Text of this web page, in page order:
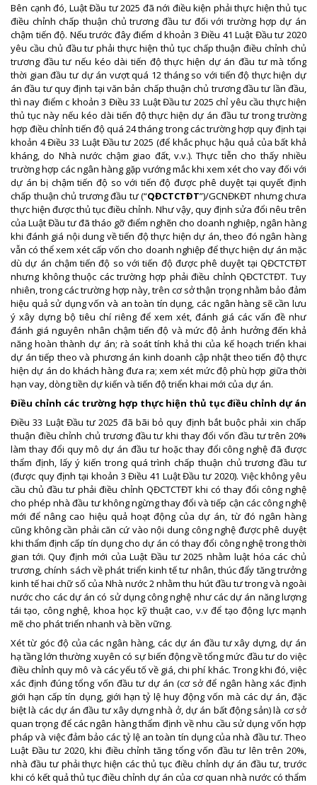
Bên cạnh đó, Luật Đầu tư 2025 đã nới điều kiện phải thực hiện thủ tục
điều chỉnh chấp thuận chủ trương đầu tư đối với trường hợp dự án
chậm tiến độ. Nếu trước đây điểm d khoản 3 Điều 41 Luật Đầu tư 2020
yêu cầu chủ đầu tư phải thực hiện thủ tục chấp thuận điều chỉnh chủ
trương đầu tư nếu kéo dài tiến độ thực hiện dự án đầu tư mà tổng
thời gian đầu tư dự án vượt quá 12 tháng so với tiến độ thực hiện dự
án đầu tư quy định tại văn bản chấp thuận chủ trương đầu tư lần đầu,
thì nay điểm c khoản 3 Điều 33 Luật Đầu tư 2025 chỉ yêu cầu thực hiện
thủ tục này nếu kéo dài tiến độ thực hiện dự án đầu tư trong trường
hợp điều chỉnh tiến độ quá 24 tháng trong các trường hợp quy định tại
khoản 4 Điều 33 Luật Đầu tư 2025 (để khắc phục hậu quả của bất khả
kháng, do Nhà nước chậm giao đất, v.v.). Thực tiễn cho thấy nhiều
trường hợp các ngân hàng gặp vướng mắc khi xem xét cho vay đối với
dự án bị chậm tiến độ so với tiến độ được phê duyệt tại quyết định
chấp thuận chủ trương đầu tư (“QĐCTCTĐT”)/GCNĐKĐT nhưng chưa
thực hiện được thủ tục điều chỉnh. Như vậy, quy định sửa đổi nêu trên
của Luật Đầu tư đã tháo gỡ điểm nghẽn cho doanh nghiệp, ngân hàng
khi đánh giá nội dung về tiến độ thực hiện dự án, theo đó ngân hàng
vẫn có thể xem xét cấp vốn cho doanh nghiệp để thực hiện dự án mặc
dù dự án chậm tiến độ so với tiến độ được phê duyệt tại QĐCTCTĐT
nhưng không thuộc các trường hợp phải điều chỉnh QĐCTCTĐT. Tuy
nhiên, trong các trường hợp này, trên cơ sở thận trọng nhằm bảo đảm
hiệu quả sử dụng vốn và an toàn tín dụng, các ngân hàng sẽ cần lưu
ý xây dựng bộ tiêu chí riêng để xem xét, đánh giá các vấn đề như
đánh giá nguyên nhân chậm tiến độ và mức độ ảnh hưởng đến khả
năng hoàn thành dự án; rà soát tính khả thi của kế hoạch triển khai
dự án tiếp theo và phương án kinh doanh cập nhật theo tiến độ thực
hiện dự án do khách hàng đưa ra; xem xét mức độ phù hợp giữa thời
hạn vay, dòng tiền dự kiến và tiến độ triển khai mới của dự án.
Điều chỉnh các trường hợp thực hiện thủ tục điều chỉnh dự án
Điều 33 Luật Đầu tư 2025 đã bãi bỏ quy định bắt buộc phải xin chấp
thuận điều chỉnh chủ trương đầu tư khi thay đổi vốn đầu tư trên 20%
làm thay đổi quy mô dự án đầu tư hoặc thay đổi công nghệ đã được
thẩm định, lấy ý kiến trong quá trình chấp thuận chủ trương đầu tư
(được quy định tại khoản 3 Điều 41 Luật Đầu tư 2020). Việc không yêu
cầu chủ đầu tư phải điều chỉnh QĐCTCTĐT khi có thay đổi công nghệ
cho phép nhà đầu tư không ngừng thay đổi và tiếp cận các công nghệ
mới để nâng cao hiệu quả hoạt động của dự án, từ đó ngân hàng
cũng không cần phải căn cứ vào nội dung công nghệ được phê duyệt
khi thẩm định cấp tín dụng cho dự án có thay đổi công nghệ trong thời
gian tới. Quy định mới của Luật Đầu tư 2025 nhằm luật hóa các chủ
trương, chính sách về phát triển kinh tế tư nhân, thúc đẩy tăng trưởng
kinh tế hai chữ số của Nhà nước 2 nhằm thu hút đầu tư trong và ngoài
nước cho các dự án có sử dụng công nghệ như các dự án năng lượng
tái tạo, công nghệ, khoa học kỹ thuật cao, v.v để tạo động lực mạnh
mẽ cho phát triển nhanh và bền vững.
Xét từ góc độ của các ngân hàng, các dự án đầu tư xây dựng, dự án
hạ tầng lớn thường xuyên có sự biến động về tổng mức đầu tư do việc
điều chỉnh quy mô và các yếu tố về giá, chi phí khác. Trong khi đó, việc
xác định đúng tổng vốn đầu tư dự án (cơ sở để ngân hàng xác định
giới hạn cấp tín dụng, giới hạn tỷ lệ huy động vốn mà các dự án, đặc
biệt là các dự án đầu tư xây dựng nhà ở, dự án bất động sản) là cơ sở
quan trọng để các ngân hàng thẩm định về nhu cầu sử dụng vốn hợp
pháp và việc đảm bảo các tỷ lệ an toàn tín dụng của nhà đầu tư. Theo
Luật Đầu tư 2020, khi điều chỉnh tăng tổng vốn đầu tư lên trên 20%,
nhà đầu tư phải thực hiện các thủ tục điều chỉnh dự án đầu tư, trước
khi có kết quả thủ tục điều chỉnh dự án của cơ quan nhà nước có thẩm